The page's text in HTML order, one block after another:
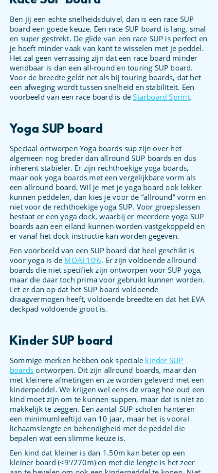
Ben jij een echte snelheidsduivel, dan is een race SUP
board een goede keuze. Een race SUP board is lang, smal
en super gestrekt. De glide van een race SUP is perfect en
je hoeft minder vaak van kant te wisselen met je peddel.
Het zal geen verrassing zijn dat een race board minder
wendbaar is dan een all-round en touring SUP board.
Voor de breedte geldt net als bij touring boards, dat het
een afweging wordt tussen snelheid en stabiliteit. Een
voorbeeld van een race board is deStarboard Sprint.
Yoga SUP board
Speciaal ontworpen Yoga boards sup zijn over het
algemeen nog breder dan allround SUP boards en dus
inherent stabieler. Er zijn rechthoekige yoga boards,
maar ook yoga boards met een vergelijkbare vorm als
een allround board. Wil je met je yoga board ook lekker
kunnen peddelen, dan kies je voor de “allround” vorm en
niet voor de rechthoekige yoga SUP. Voor groepslessen
bestaat er een yoga dock, waarbij er meerdere yoga SUP
boards aan een eiland kunnen worden vastgekoppeld en
er vanaf het dock instructie kan worden gegeven.
Een voorbeeld van een SUP board dat heel geschikt is
voor yoga is de MOAI 10’6. Er zijn voldoende allround
boards die niet specifiek zijn ontworpen voor SUP yoga,
maar die daar toch prima voor gebruikt kunnen worden.
Let er dan op dat het SUP board voldoende
draagvermogen heeft, voldoende breedte en dat het EVA
deckpad voldoende groot is.
Kinder SUP board
Sommige merken hebben ook speciale kinder SUP
boards ontworpen. Dit zijn allround boards, maar dan
met kleinere afmetingen en ze worden geleverd met een
kinderpeddel. We krijgen wel eens de vraag hoe oud een
kind moet zijn om te kunnen suppen, maar dat is niet zo
makkelijk te zeggen. Een aantal SUP scholen hanteren
een minimumleeftijd van 10 jaar, maar het is vooral
lichaamslengte en behendigheid met de peddel die
bepalen wat een slimme keuze is.
Een kind dat kleiner is dan 1.50m kan beter op een
kleiner board (<9’/270m) en met die lengte is het zeer